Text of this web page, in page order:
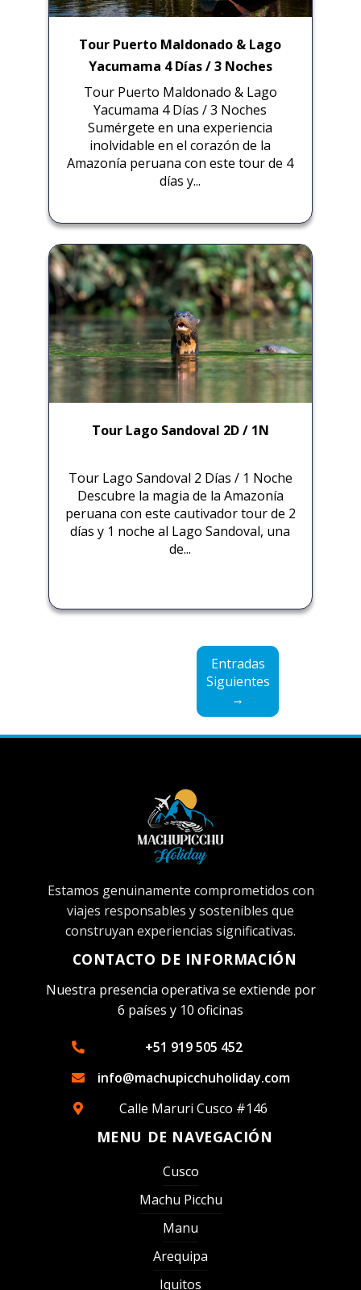
Tour Puerto Maldonado & Lago
Yacumama 4 Días / 3 Noches
Tour Puerto Maldonado & Lago
Yacumama 4 Días / 3 Noches
Sumérgete en una experiencia
inolvidable en el corazón de la
Amazonía peruana con este tour de 4
días y...
Tour Lago Sandoval 2D / 1N
Tour Lago Sandoval 2 Días / 1 Noche
Descubre la magia de la Amazonía
peruana con este cautivador tour de 2
días y 1 noche al Lago Sandoval, una
de...
Entradas
Siguientes
→
Estamos genuinamente comprometidos con
viajes responsables y sostenibles que
construyan experiencias significativas.
CONTACTO DE INFORMACIÓN
Nuestra presencia operativa se extiende por
6 países y 10 oficinas
+51 919 505 452
info@machupicchuholiday.com
Calle Maruri Cusco #146
MENU DE NAVEGACIÓN
Cusco
Machu Picchu
Manu
Arequipa
Iquitos